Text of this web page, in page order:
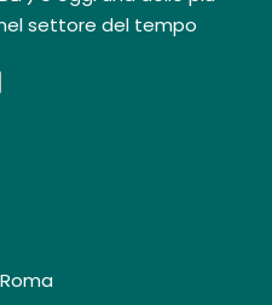
settore del tempo